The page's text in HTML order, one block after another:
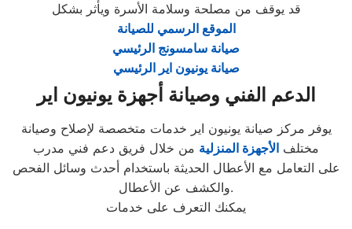
قد يوقف من مصلحة وسلامة الأسرة ويأثر بشكل
الموقع الرسمي للصيانة
صيانة سامسونج الرئيسي
صيانة يونيون اير الرئيسي
الدعم الفني وصيانة أجهزة يونيون اير
يوفر مركز صيانة يونيون اير خدمات متخصصة لإصلاح وصيانة
مختلف الأجهزة المنزلية من خلال فريق دعم فني مدرب
على التعامل مع الأعطال الحديثة باستخدام أحدث وسائل الفحص
والكشف عن الأعطال.
يمكنك التعرف على خدمات